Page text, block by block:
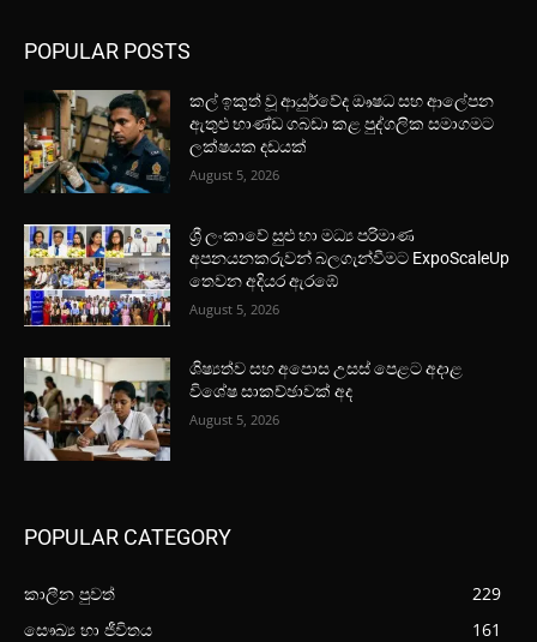
POPULAR POSTS
කල් ඉකුත් වූ ආයුර්වේද ඖෂධ සහ ආලේපන
ඇතුළු භාණ්ඩ ගබඩා කළ පුද්ගලික සමාගමට
ලක්ෂයක දඩයක්
August 5, 2026
ශ්‍රී ලංකාවේ සුළු හා මධ්‍ය පරිමාණ
අපනයනකරුවන් බලගැන්වීමට ExpoScaleUp
තෙවන අදියර ඇරඹේ
August 5, 2026
ශිෂ්‍යත්ව සහ අපොස උසස් පෙළට අදාළ
විශේෂ සාකච්ඡාවක් අද
August 5, 2026
POPULAR CATEGORY
කාලීන පුවත්
229
සෞඛ්‍ය හා ජීවිතය
161